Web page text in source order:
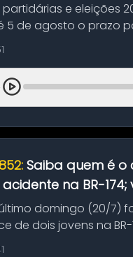
e eleições
5 de agosto o prazo
Saiba quem é
na BR-174;
domingo (20/7)
de dois jovens na